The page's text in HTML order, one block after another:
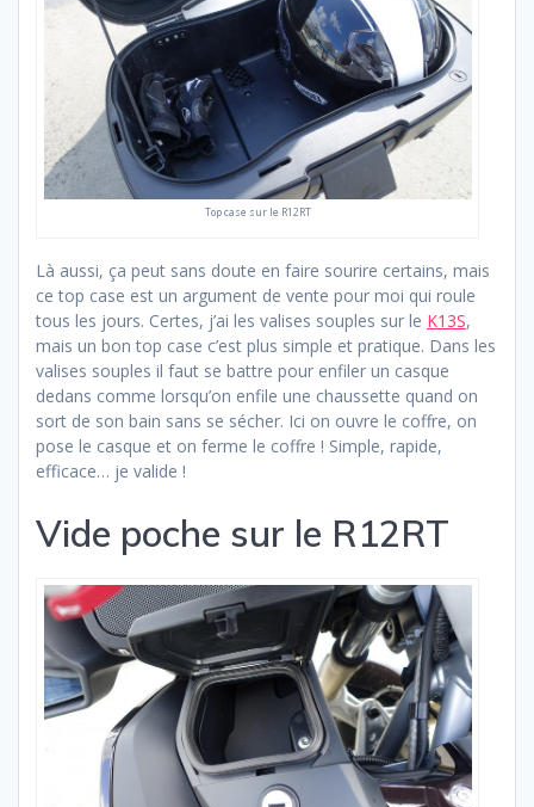
Top case sur le R12RT
Là aussi, ça peut sans doute en faire sourire certains, mais
ce top case est un argument de vente pour moi qui roule
tous les jours. Certes, j’ai les valises souples sur le K13S,
mais un bon top case c’est plus simple et pratique. Dans les
valises souples il faut se battre pour enfiler un casque
dedans comme lorsqu’on enfile une chaussette quand on
sort de son bain sans se sécher. Ici on ouvre le coffre, on
pose le casque et on ferme le coffre ! Simple, rapide,
efficace… je valide !
Vide poche sur le R12RT